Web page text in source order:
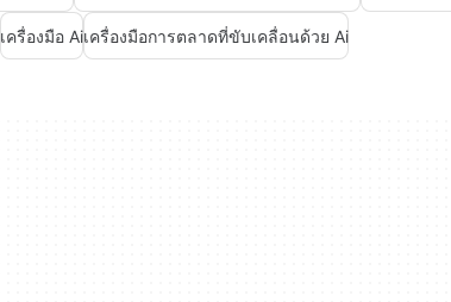
เครื่องมือ Aiเครื่องมือการตลาดที่ขับเคลื่อนด้วย Ai